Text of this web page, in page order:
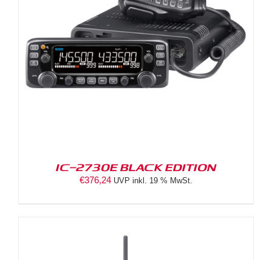
IC-2730E BLACK EDITION
€376,24 UVP inkl. 19 % MwSt.